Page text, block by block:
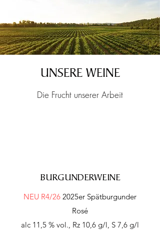
UNSERE WEINE
Die Frucht unserer Arbeit
BURGUNDERWEINE
NEU R4/26 2025er Spätburgunder
Rosé
alc 11,5 % vol., Rz 10,6 g/l, S 7,6 g/l